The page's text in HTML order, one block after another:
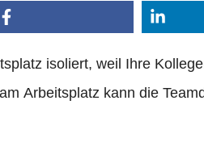
isoliert, weil Ihre
Arbeitsplatz kann die